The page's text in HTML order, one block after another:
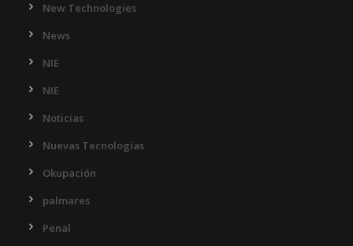
New Technologies
News
NIE
NIE
Noticias
Nuevas Tecnologías
Okupación
palmares
Penal